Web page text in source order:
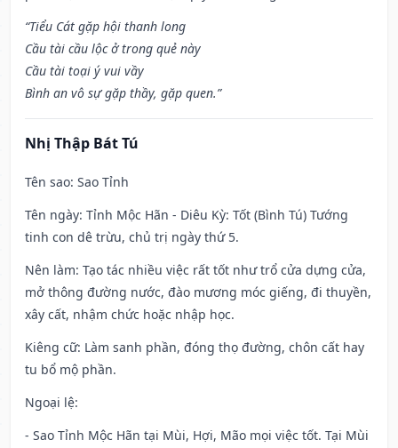
“Tiểu Cát gặp hội thanh long
Cầu tài cầu lộc ở trong quẻ này
Cầu tài toại ý vui vầy
Bình an vô sự gặp thầy, gặp quen.”
Nhị Thập Bát Tú
Tên sao: Sao Tỉnh
Tên ngày: Tỉnh Mộc Hãn - Diêu Kỳ: Tốt (Bình Tú) Tướng
tinh con dê trừu, chủ trị ngày thứ 5.
Nên làm: Tạo tác nhiều việc rất tốt như trổ cửa dựng cửa,
mở thông đường nước, đào mương móc giếng, đi thuyền,
xây cất, nhậm chức hoặc nhập học.
Kiêng cữ: Làm sanh phần, đóng thọ đường, chôn cất hay
tu bổ mộ phần.
Ngoại lệ:
- Sao Tỉnh Mộc Hãn tại Mùi, Hợi, Mão mọi việc tốt. Tại Mùi